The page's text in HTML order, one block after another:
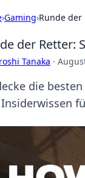
›Gaming›Runde der
der Retter:
Tanaka ·
die